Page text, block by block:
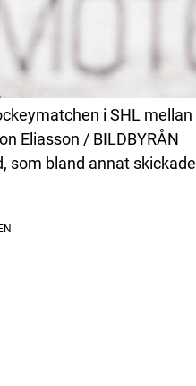
i SHL mellan
Eliasson / BILDBYRÅN
som bland annat skickade